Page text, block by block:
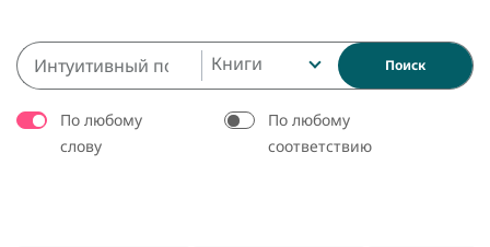
Книги Поиск
По любому
слову
По любому
соответствию